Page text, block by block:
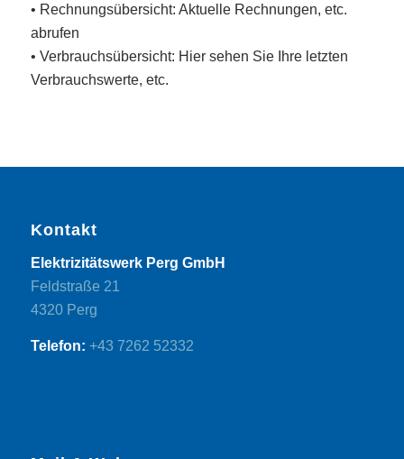
• Rechnungsübersicht: Aktuelle Rechnungen, etc.
abrufen
• Verbrauchsübersicht: Hier sehen Sie Ihre letzten
Verbrauchswerte, etc.
Kontakt
Elektrizitätswerk Perg GmbH
Feldstraße 21
4320 Perg
Telefon: +43 7262 52332